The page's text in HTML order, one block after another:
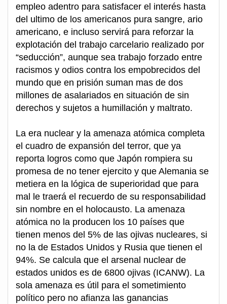
empleo adentro para satisfacer el interés hasta
del ultimo de los americanos pura sangre, ario
americano, e incluso servirá para reforzar la
explotación del trabajo carcelario realizado por
“seducción”, aunque sea trabajo forzado entre
racismos y odios contra los empobrecidos del
mundo que en prisión suman mas de dos
millones de asalariados en situación de sin
derechos y sujetos a humillación y maltrato.
La era nuclear y la amenaza atómica completa
el cuadro de expansión del terror, que ya
reporta logros como que Japón rompiera su
promesa de no tener ejercito y que Alemania se
metiera en la lógica de superioridad que para
mal le traerá el recuerdo de su responsabilidad
sin nombre en el holocausto. La amenaza
atómica no la producen los 10 países que
tienen menos del 5% de las ojivas nucleares, si
no la de Estados Unidos y Rusia que tienen el
94%. Se calcula que el arsenal nuclear de
estados unidos es de 6800 ojivas (ICANW). La
sola amenaza es útil para el sometimiento
político pero no afianza las ganancias